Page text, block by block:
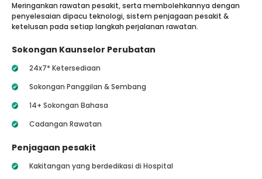
Meringankan rawatan pesakit, serta membolehkannya dengan
penyelesaian dipacu teknologi, sistem penjagaan pesakit &
ketelusan pada setiap langkah perjalanan rawatan.
Sokongan Kaunselor Perubatan
24x7* Ketersediaan
Sokongan Panggilan & Sembang
14+ Sokongan Bahasa
Cadangan Rawatan
Penjagaan pesakit
Kakitangan yang berdedikasi di Hospital